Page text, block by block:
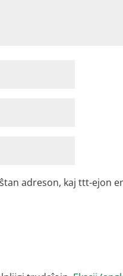
adreson, kaj ttt-ejon